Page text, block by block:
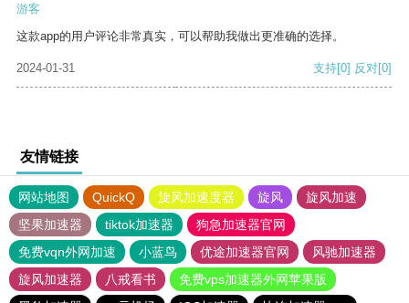
游客
这款app的用户评论非常真实，可以帮助我做出更准确的选择。
2024-01-31 支持[0] 反对[0]
友情链接
网站地图 QuickQ 旋风加速度器 旋风
旋风加速
坚果加速器
tiktok加速器
狗急加速器官网
免费vqn外网加速
小蓝鸟 优途加速器官网
风驰加速器
旋风加速器
八戒看书
免费vps加速器外网苹果版